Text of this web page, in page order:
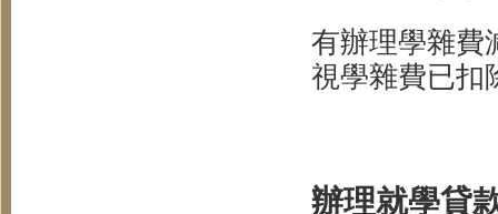
有辦理學雜費
視學雜費已扣
辦理就學貸